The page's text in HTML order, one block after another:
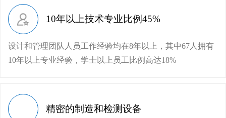
10年以上技术专业比例45%
设计和管理团队人员工作经验均在8年以上，其中67人拥有
10年以上专业经验，学士以上员工比例高达18%
精密的制造和检测设备